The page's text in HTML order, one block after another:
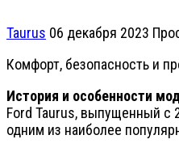
Taurus 06 декабря 2023
Комфорт, безопасность и
История и особенности
Ford Taurus, выпущенный с
одним из наиболее